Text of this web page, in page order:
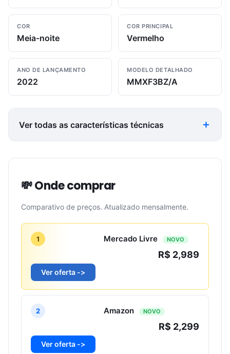
COR
Meia-noite
COR PRINCIPAL
Vermelho
ANO DE LANÇAMENTO
2022
MODELO DETALHADO
MMXF3BZ/A
Ver todas as características técnicas
💸 Onde comprar
Comparativo de preços. Atualizado mensalmente.
1 Mercado Livre NOVO
R$ 2,989
Ver oferta ->
2 Amazon NOVO
R$ 2,299
Ver oferta ->